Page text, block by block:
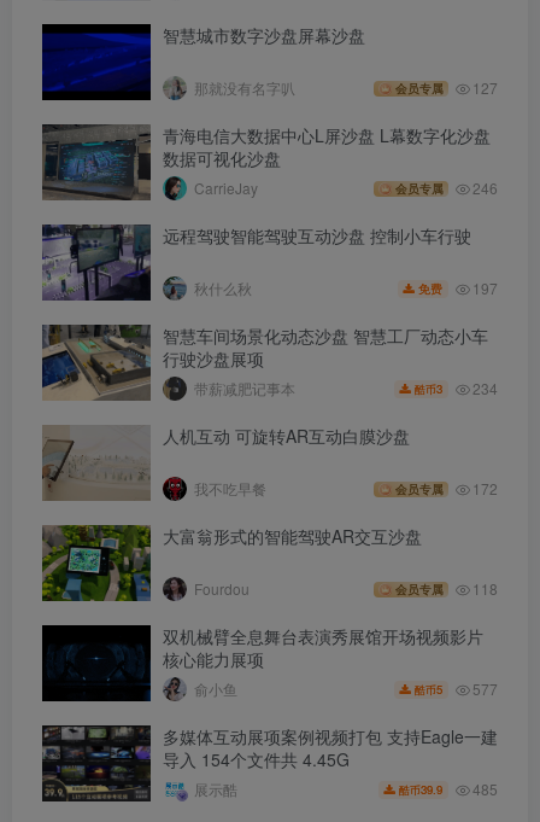
智慧城市数字沙盘屏幕沙盘
那就没有名字叭 会员专属 127
青海电信大数据中心L屏沙盘 L幕数字化沙盘
数据可视化沙盘
CarrieJay 会员专属 246
远程驾驶智能驾驶互动沙盘 控制小车行驶
秋什么秋 免费 197
智慧车间场景化动态沙盘 智慧工厂动态小车
行驶沙盘展项
带薪减肥记事本 酷币3 234
人机互动 可旋转AR互动白膜沙盘
我不吃早餐 会员专属 172
大富翁形式的智能驾驶AR交互沙盘
Fourdou 会员专属 118
双机械臂全息舞台表演秀展馆开场视频影片
核心能力展项
俞小鱼 酷币5 577
多媒体互动展项案例视频打包 支持Eagle一建
导入 154个文件共 4.45G
展示酷 酷币39.9 485